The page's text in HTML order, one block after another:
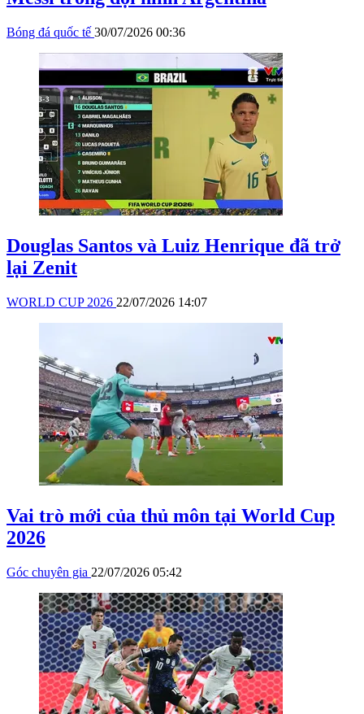
Bóng đá quốc tế 30/07/2026 00:36
Douglas Santos và Luiz Henrique đã trở
lại Zenit
WORLD CUP 2026 22/07/2026 14:07
Vai trò mới của thủ môn tại World Cup
2026
Góc chuyên gia 22/07/2026 05:42